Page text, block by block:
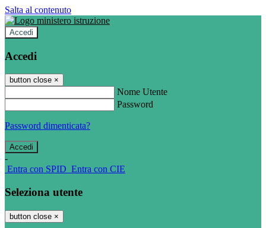
Salta al contenuto
Accedi
Accedi
button close ×
Nome Utente
Password
Password dimenticata?
-
Entra con SPID Entra con CIE
Seleziona utente
button close ×